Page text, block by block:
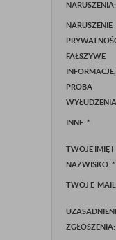
NARUSZENIA:
NARUSZENIE
FAŁSZYWE
INFORMACJE,
PRÓBA
INNE: *
TWOJE IMIĘ I
NAZWISKO: *
TWÓJ E-
ZGŁOSZENIA: